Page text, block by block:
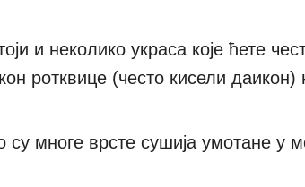
и неколико украса које ћете
ротквице (често кисели даикон)
су многе врсте сушија умотане у